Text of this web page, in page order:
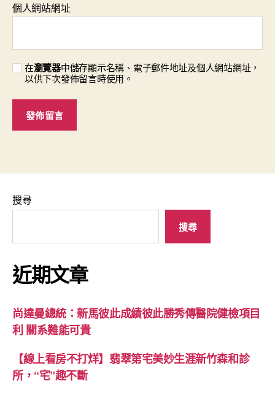
個人網站網址
在瀏覽器中儲存顯示名稱、電子郵件地址及個人網站網址，
以供下次發佈留言時使用。
搜尋
搜尋
近期文章
尚達曼總統：新馬彼此成績彼此勝秀傳醫院健檢項目
利 關系難能可貴
【線上看房不打烊】翡翠第宅美妙生涯新竹森和診
所，“宅”趣不斷